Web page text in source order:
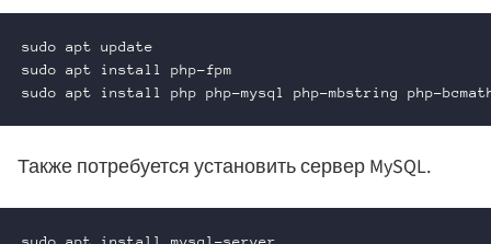
sudo apt update
sudo apt install php-fpm
sudo apt install php php-mysql php-mbstring php-
Также потребуется установить сервер MySQL.